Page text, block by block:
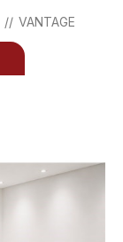
VANTAGE